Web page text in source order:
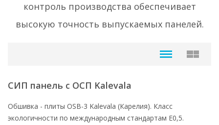
контроль производства обеспечивает
высокую точность выпускаемых панелей.
СИП панель с ОСП Kalevala
Обшивка - плиты ОSB-3 Kalevala (Карелия). Класс
экологичности по международным стандартам Е0,5.